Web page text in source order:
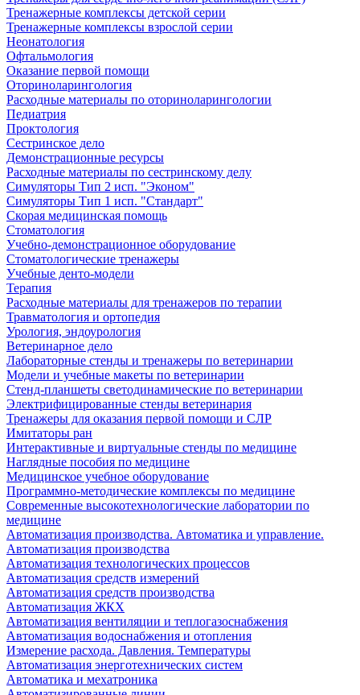
Тренажерные комплексы детской серии
Тренажерные комплексы взрослой серии
Неонатология
Офтальмология
Оказание первой помощи
Оториноларингология
Расходные материалы по оториноларингологии
Педиатрия
Проктология
Сестринское дело
Демонстрационные ресурсы
Расходные материалы по сестринскому делу
Симуляторы Тип 2 исп. "Эконом"
Симуляторы Тип 1 исп. "Стандарт"
Скорая медицинская помощь
Стоматология
Учебно-демонстрационное оборудование
Стоматологические тренажеры
Учебные денто-модели
Терапия
Расходные материалы для тренажеров по терапии
Травматология и ортопедия
Урология, эндоурология
Ветеринарное дело
Лабораторные стенды и тренажеры по ветеринарии
Модели и учебные макеты по ветеринарии
Стенд-планшеты светодинамические по ветеринарии
Электрифицированные стенды ветеринария
Тренажеры для оказания первой помощи и СЛР
Имитаторы ран
Интерактивные и виртуальные стенды по медицине
Наглядные пособия по медицине
Медицинское учебное оборудование
Программно-методические комплексы по медицине
Современные высокотехнологические лаборатории по
медицине
Автоматизация производства. Автоматика и управление.
Автоматизация производства
Автоматизация технологических процессов
Автоматизация средств измерений
Автоматизация средств производства
Автоматизация ЖКХ
Автоматизация вентиляции и теплогазоснабжения
Автоматизация водоснабжения и отопления
Измерение расхода. Давления. Температуры
Автоматизация энерготехнических систем
Автоматика и мехатроника